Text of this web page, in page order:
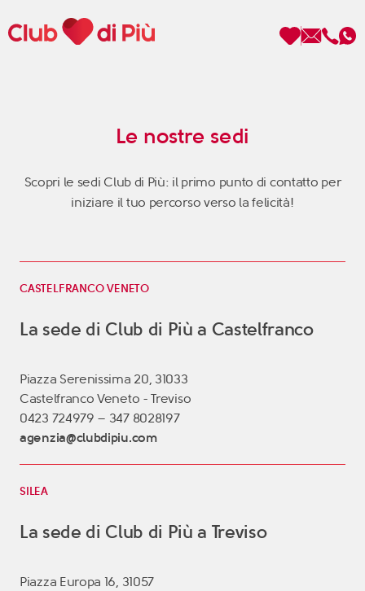
Scopri Club di Più
Le testimonianze Club di Più
Annunci Donne
Agenzia matrimoniale Club di Più
Quanto costa Club di Più
Love Academy
Domande Frequenti
Impegno Sociale
Le nostre sedi
Facebook
Instagram
Le nostre sedi
Scopri le sedi Club di Più: il primo punto di contatto per
iniziare il tuo percorso verso la felicità!
CASTELFRANCO VENETO
La sede di Club di Più a Castelfranco
Piazza Serenissima 20, 31033
Castelfranco Veneto - Treviso
0423 724979 – 347 8028197
agenzia@clubdipiu.com
SILEA
La sede di Club di Più a Treviso
Piazza Europa 16, 31057